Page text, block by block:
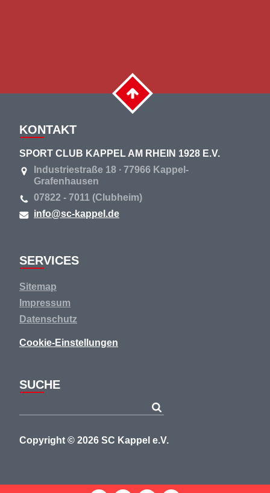
KONTAKT
SPORT CLUB KAPPEL AM RHEIN 1928 E.V.
Industriestraße 18 ∙ 77966 Kappel-
Grafenhausen
07822 - 7011 (Clubheim)
info@sc-kappel.de
SERVICES
Navigation
überspringen
Sitemap
Impressum
Datenschutz
Cookie-Einstellungen
SUCHE
Copyright © 2026 SC Kappel e.V.